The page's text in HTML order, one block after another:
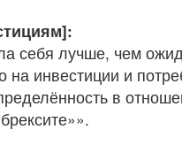
себя лучше, чем
инвестиции и
в